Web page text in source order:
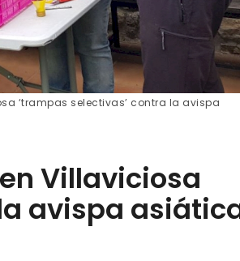
‘trampas selectivas’ contra la avispa
Villaviciosa
avispa